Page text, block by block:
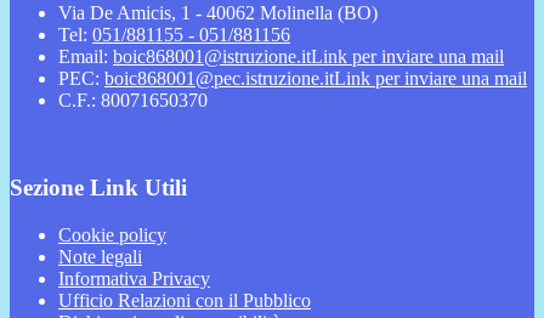
Via De Amicis, 1 - 40062 Molinella (BO)
Tel: 051/881155 - 051/881156
Email: boic868001@istruzione.itLink per inviare una mail
PEC: boic868001@pec.istruzione.itLink per inviare una mail
C.F.: 80071650370
Sezione Link Utili
Cookie policy
Note legali
Informativa Privacy
Ufficio Relazioni con il Pubblico